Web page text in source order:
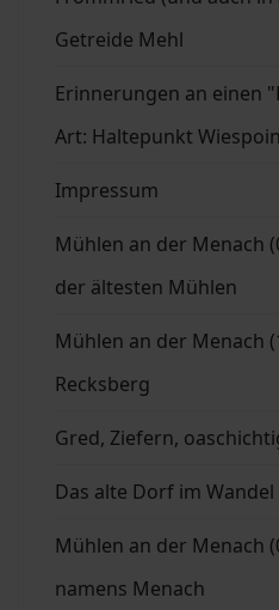
Getreide Mehl
Erinnerungen an einen
Art: Haltepunkt
Impressum
Mühlen an der Menach
der ältesten Mühlen
Mühlen an der Menach
Recksberg
Gred, Ziefern,
Das alte Dorf im Wandel
Mühlen an der Menach
namens Menach